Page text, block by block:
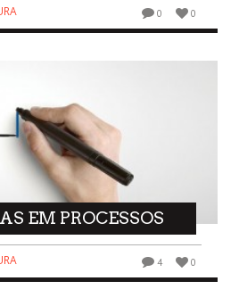
0 0
EM PROCESSOS
4 0